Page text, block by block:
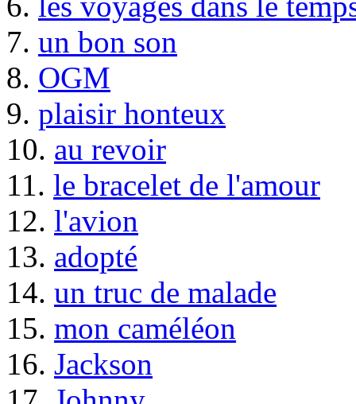
7. un bon son
8. OGM
9. plaisir honteux
10. au revoir
11. le bracelet de l'amour
12. l'avion
13. adopté
14. un truc de malade
15. mon caméléon
16. Jackson